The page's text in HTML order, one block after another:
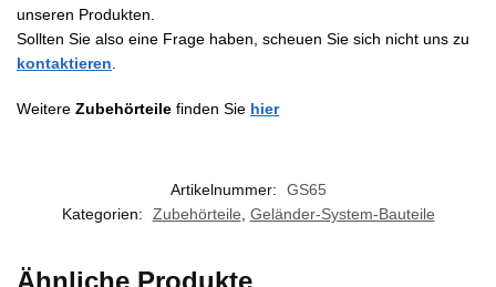
unseren Produkten.
Sollten Sie also eine Frage haben, scheuen Sie sich nicht uns zu
kontaktieren
Weitere Zubehörteile finden Sie hier
Artikelnummer:
GS65
Kategorien:
Zubehörteile Geländer-System-Bauteile
Ähnliche Produkte